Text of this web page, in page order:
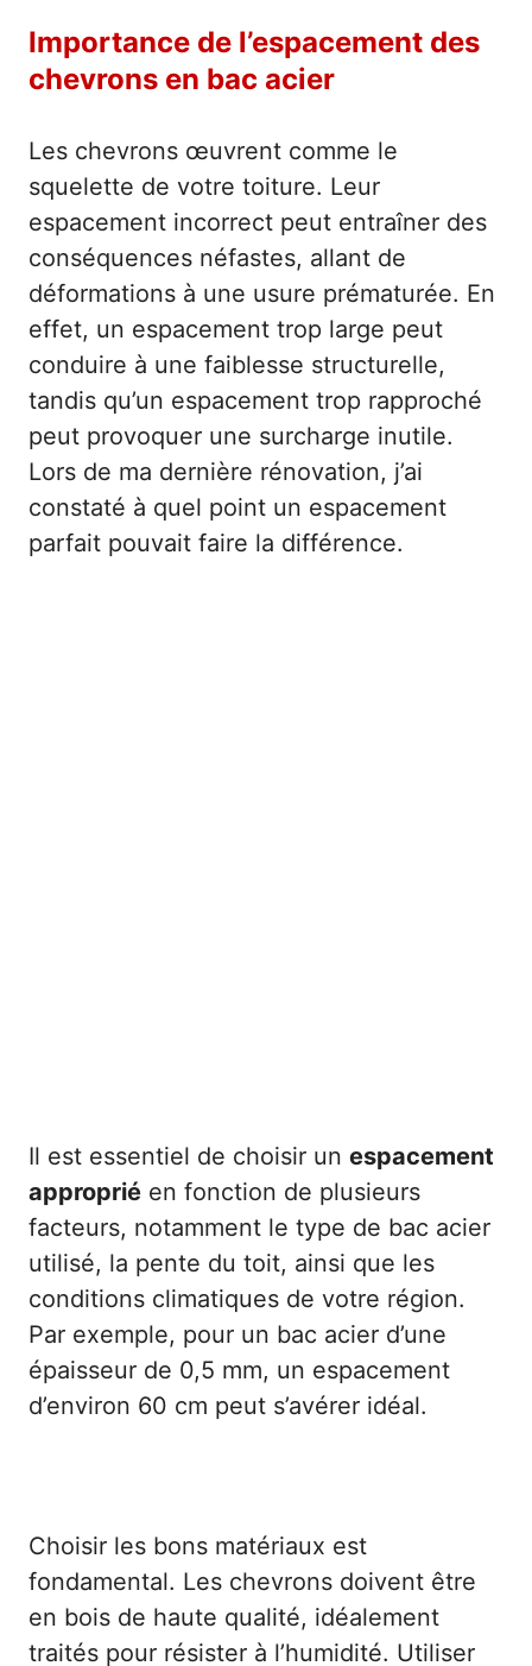
Importance de l’espacement des
chevrons en bac acier
Les chevrons œuvrent comme le
squelette de votre toiture. Leur
espacement incorrect peut entraîner des
conséquences néfastes, allant de
déformations à une usure prématurée. En
effet, un espacement trop large peut
conduire à une faiblesse structurelle,
tandis qu’un espacement trop rapproché
peut provoquer une surcharge inutile.
Lors de ma dernière rénovation, j’ai
constaté à quel point un espacement
parfait pouvait faire la différence.
Il est essentiel de choisir un espacement
approprié en fonction de plusieurs
facteurs, notamment le type de bac acier
utilisé, la pente du toit, ainsi que les
conditions climatiques de votre région.
Par exemple, pour un bac acier d’une
épaisseur de 0,5 mm, un espacement
d’environ 60 cm peut s’avérer idéal.
Choisir les bons matériaux est
fondamental. Les chevrons doivent être
en bois de haute qualité, idéalement
traités pour résister à l’humidité. Utiliser